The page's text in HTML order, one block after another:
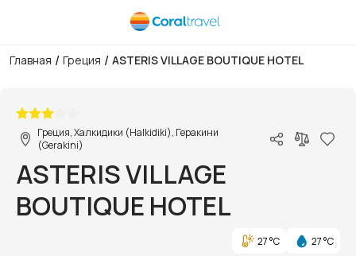
Главная / Греция / ASTERIS VILLAGE BOUTIQUE HOTEL
Греция, Халкидики (Halkidiki), Геракини
(Gerakini)
ASTERIS VILLAGE
BOUTIQUE HOTEL
27 °C
27 °C